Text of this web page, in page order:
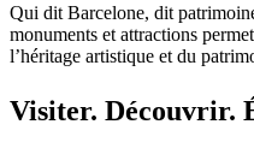
Qui dit Barcelone, dit
monuments et attractions
l’héritage artistique et du
Visiter. Découvrir.